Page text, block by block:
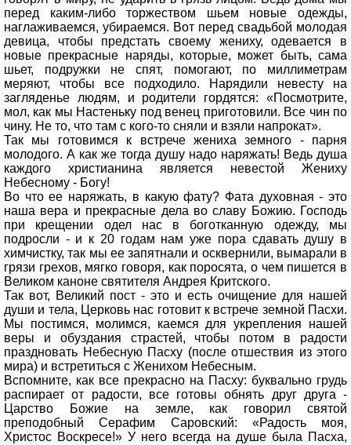
перед каким-либо торжеством шьем новые одежды,
наглаживаемся, убираемся. Вот перед свадьбой молодая
девица, чтобы предстать своему жениху, одевается в
новые прекрасные наряды, которые, может быть, сама
шьет, подружки не спят, помогают, по миллиметрам
меряют, чтобы все подходило. Нарядили невесту на
загляденье людям, и родители гордятся: «Посмотрите,
мол, как мы Настеньку под венец приготовили. Все чин по
чину. Не то, что там с кого-то сняли и взяли напрокат».
Так мы готовимся к встрече жениха земного - парня
молодого. А как же тогда душу надо наряжать! Ведь душа
каждого христианина является невестой Жениху
Небесному - Богу!
Во что ее наряжать, в какую фату? Фата духовная - это
наша вера и прекрасные дела во славу Божию. Господь
при крещении одел нас в боготканную одежду, мы
подросли - и к 20 годам нам уже пора сдавать душу в
химчистку, так мы ее запятнали и осквернили, вымарали в
грязи грехов, мягко говоря, как поросята, о чем пишется в
Великом каноне святителя Андрея Критского.
Так вот, Великий пост - это и есть очищение для нашей
души и тела, Церковь нас готовит к встрече земной Пасхи.
Мы постимся, молимся, каемся для укрепления нашей
веры и обуздания страстей, чтобы потом в радости
праздновать Небесную Пасху (после отшествия из этого
мира) и встретиться с Женихом Небесным.
Вспомните, как все прекрасно на Пасху: буквально грудь
распирает от радости, все готовы обнять друг друга -
Царство Божие на земле, как говорил святой
преподобный Серафим Саровский: «Радость моя,
Христос Воскресе!» У него всегда на душе была Пасха,